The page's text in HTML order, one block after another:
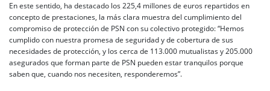
En este sentido, ha destacado los 225,4 millones de euros repartidos en
concepto de prestaciones, la más clara muestra del cumplimiento del
compromiso de protección de PSN con su colectivo protegido: “Hemos
cumplido con nuestra promesa de seguridad y de cobertura de sus
necesidades de protección, y los cerca de 113.000 mutualistas y 205.000
asegurados que forman parte de PSN pueden estar tranquilos porque
saben que, cuando nos necesiten, responderemos”.